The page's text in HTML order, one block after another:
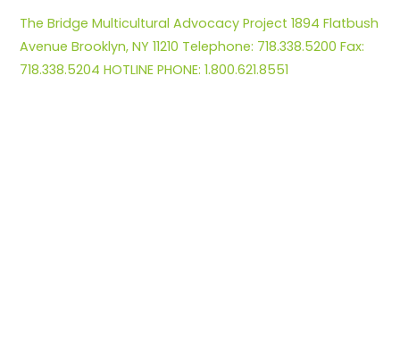
The Bridge Multicultural Advocacy Project 1894 Flatbush
Avenue Brooklyn, NY 11210 Telephone: 718.338.5200 Fax:
718.338.5204 HOTLINE PHONE: 1.800.621.8551